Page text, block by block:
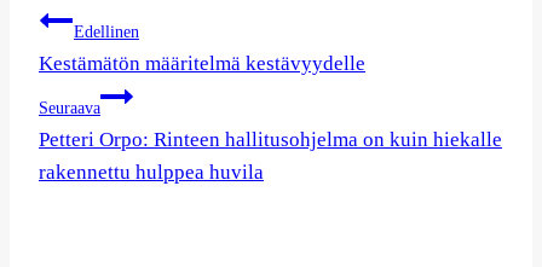
Artikkelien
selaus
Edellinen
Kestämätön määritelmä kestävyydelle
Seuraava
Petteri Orpo: Rinteen hallitusohjelma on kuin hiekalle
rakennettu hulppea huvila